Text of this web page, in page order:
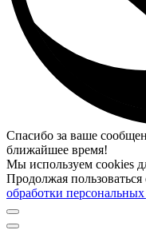
Спасибо за ваше
ближайшее время!
Мы используем cookies
Продолжая
обработки